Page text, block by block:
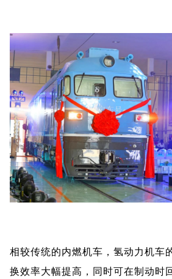
相较传统的内燃机车，氢动力机车
换效率大幅提高，同时可在制动时